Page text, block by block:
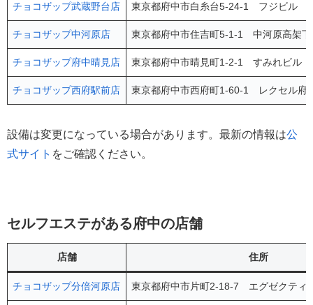
チョコザップ武蔵野台店 東京都府中市白糸台5-24-1 フジビル
チョコザップ中河原店 東京都府中市住吉町5-1-1 中河原高架
チョコザップ府中晴見店 東京都府中市晴見町1-2-1 すみれビル
チョコザップ西府駅前店 東京都府中市西府町1-60-1 レクセル
設備は変更になっている場合があります。最新の情報は公
式サイト をご確認ください。
セルフエステがある府中の店舗
店舗 住所
チョコザップ分倍河原店 東京都府中市片町2-18-7 エグゼクテ